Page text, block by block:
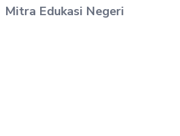
Mitra Edukasi Negeri